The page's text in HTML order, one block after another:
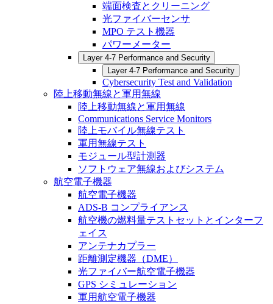
端面検査とクリーニング
光ファイバーセンサ
MPO テスト機器
パワーメーター
Layer 4-7 Performance and Security
Layer 4-7 Performance and Security
Cybersecurity Test and Validation
陸上移動無線と軍用無線
陸上移動無線と軍用無線
Communications Service Monitors
陸上モバイル無線テスト
軍用無線テスト
モジュール型計測器
ソフトウェア無線およびシステム
航空電子機器
航空電子機器
ADS-B コンプライアンス
航空機の燃料量テストセットとインターフ
ェイス
アンテナカプラー
距離測定機器（DME）
光ファイバー航空電子機器
GPS シミュレーション
軍用航空電子機器